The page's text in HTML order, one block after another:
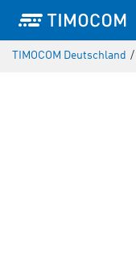
TIMOCOM Deutschland /